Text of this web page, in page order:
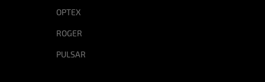
OPTEX
ROGER
PULSAR